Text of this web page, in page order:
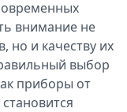
внимание не
но и качеству их
выбор
приборы от
становится